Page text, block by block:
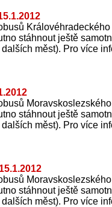
stáhnout ještě
měst). Pro více
stáhnout ještě
měst). Pro více
stáhnout ještě
měst). Pro více